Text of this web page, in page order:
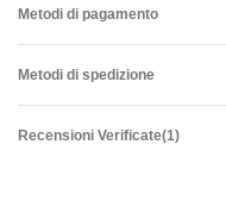
Metodi di pagamento
Metodi di spedizione
Recensioni Verificate(1)